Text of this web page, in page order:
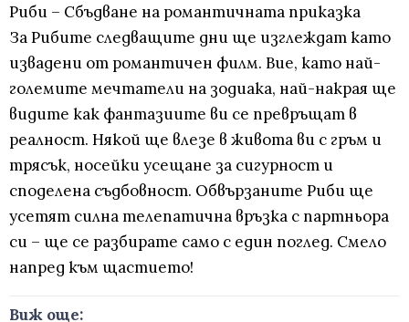
Риби – Сбъдване на романтичната приказка
За Рибите следващите дни ще изглеждат като
извадени от романтичен филм. Вие, като най-
големите мечтатели на зодиака, най-накрая ще
видите как фантазиите ви се превръщат в
реалност. Някой ще влезе в живота ви с гръм и
трясък, носейки усещане за сигурност и
споделена съдбовност. Обвързаните Риби ще
усетят силна телепатична връзка с партньора
си – ще се разбирате само с един поглед. Смело
напред към щастието!
Виж още: